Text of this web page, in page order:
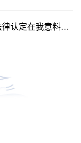
认定在我意料之